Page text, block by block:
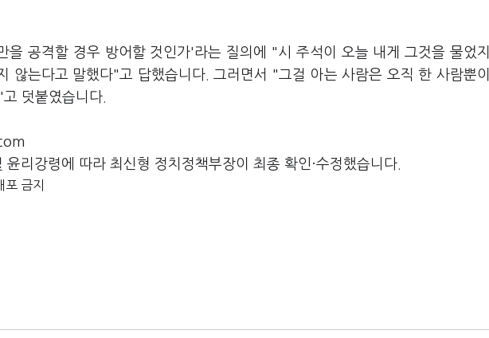
을 공격할 경우 방어할 것인가'라는 질의에 "시 주석이 오늘 내게 그것을 물었지
않는다고 말했다"고 답했습니다. 그러면서 "그걸 아는 사람은 오직 한 사람뿐이
덧붙였습니다.
리강령에 따라 최신형 정치정책부장이 최종 확인·수정했습니다.
금지